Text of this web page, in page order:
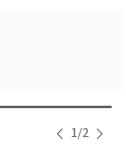
1/2